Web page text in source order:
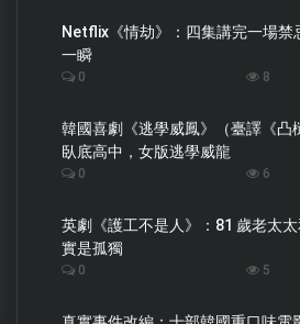
Netflix《情劫》：四集講完一場禁
一瞬
0 8
韓國喜劇《逃學威鳳》（臺譯《凸
臥底高中，女版逃學威龍
0 6
英劇《護工不是人》：81 歲老太
實是孤獨
0 5